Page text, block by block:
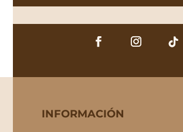
INFORMACIÓN